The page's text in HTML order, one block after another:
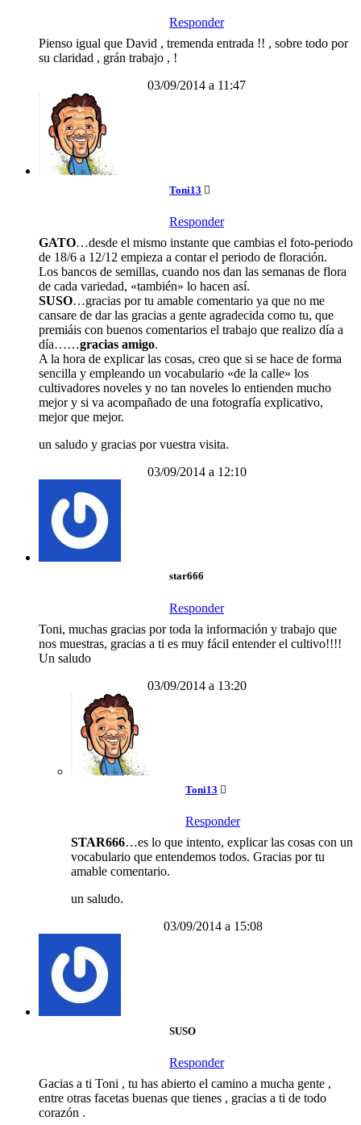
Responder
Pienso igual que David , tremenda entrada !! , sobre todo por
su claridad , grán trabajo , !
03/09/2014 a 11:47
Toni13
Responder
GATO…desde el mismo instante que cambias el foto-periodo
de 18/6 a 12/12 empieza a contar el periodo de floración.
Los bancos de semillas, cuando nos dan las semanas de flora
de cada variedad, «también» lo hacen así.
SUSO…gracias por tu amable comentario ya que no me
cansare de dar las gracias a gente agradecida como tu, que
premiáis con buenos comentarios el trabajo que realizo día a
día……gracias amigo.
A la hora de explicar las cosas, creo que si se hace de forma
sencilla y empleando un vocabulario «de la calle» los
cultivadores noveles y no tan noveles lo entienden mucho
mejor y si va acompañado de una fotografía explicativo,
mejor que mejor.
un saludo y gracias por vuestra visita.
03/09/2014 a 12:10
star666
Responder
Toni, muchas gracias por toda la información y trabajo que
nos muestras, gracias a ti es muy fácil entender el cultivo!!!!
Un saludo
03/09/2014 a 13:20
Toni13
Responder
STAR666…es lo que intento, explicar las cosas con un
vocabulario que entendemos todos. Gracias por tu
amable comentario.
un saludo.
03/09/2014 a 15:08
SUSO
Responder
Gacias a ti Toni , tu has abierto el camino a mucha gente ,
entre otras facetas buenas que tienes , gracias a ti de todo
corazón .